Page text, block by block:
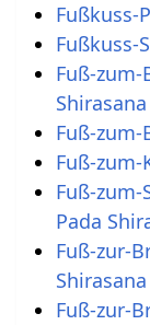
Fußkuss-
Fußkuss-
Fuß-
Fuß-
Fuß-
Fuß-
Pada
Fuß-zur-
Fuß-zur-